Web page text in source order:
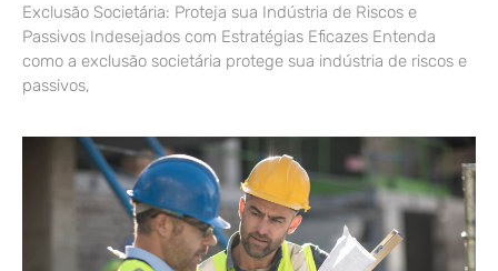
Exclusão Societária: Proteja sua Indústria de Riscos e
Passivos Indesejados com Estratégias Eficazes Entenda
como a exclusão societária protege sua indústria de riscos e
passivos,